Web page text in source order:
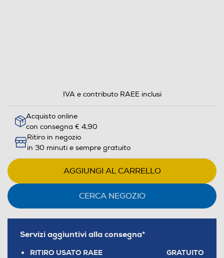
IVA e contributo RAEE inclusi
Acquisto online
con consegna € 4,90
Ritiro in negozio
in 30 minuti e sempre gratuito
AGGIUNGI AL CARRELLO
CERCA NEGOZIO
Servizi aggiuntivi alla consegna*
RITIRO USATO RAEE GRATUITO